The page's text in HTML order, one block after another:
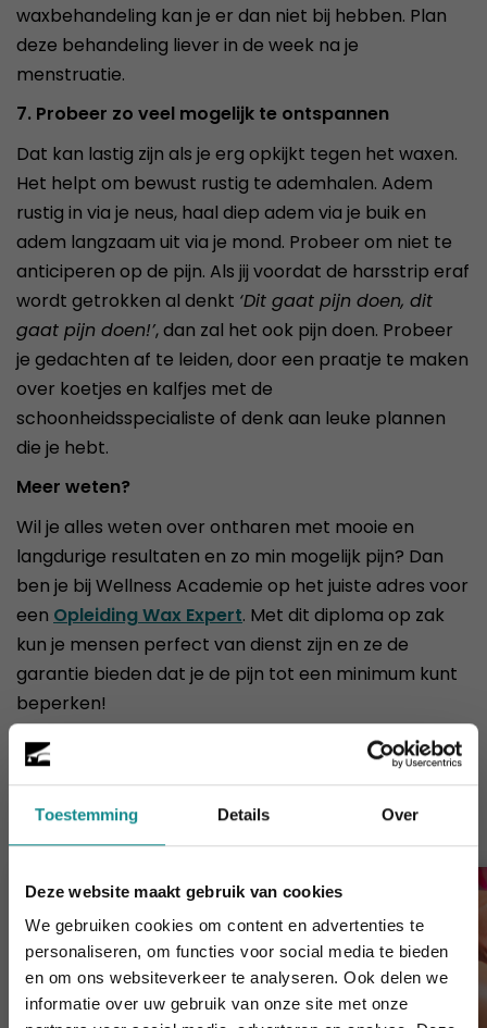
Toestemming Details Over
Deze website maakt gebruik van cookies
We gebruiken cookies om content en advertenties te
personaliseren, om functies voor social media te bieden
en om ons websiteverkeer te analyseren. Ook delen we
informatie over uw gebruik van onze site met onze
waxbehandeling kan je er dan niet bij hebben. Plan
deze behandeling liever in de week na je
menstruatie.
7. Probeer zo veel mogelijk te ontspannen
Dat kan lastig zijn als je erg opkijkt tegen het waxen.
Het helpt om bewust rustig te ademhalen. Adem
rustig in via je neus, haal diep adem via je buik en
adem langzaam uit via je mond. Probeer om niet te
anticiperen op de pijn. Als jij voordat de harsstrip eraf
wordt getrokken al denkt ‘Dit gaat pijn doen, dit
gaat pijn doen!’, dan zal het ook pijn doen. Probeer
je gedachten af te leiden, door een praatje te maken
over koetjes en kalfjes met de
schoonheidsspecialiste of denk aan leuke plannen
die je hebt.
Meer weten?
Wil je alles weten over ontharen met mooie en
langdurige resultaten en zo min mogelijk pijn? Dan
ben je bij Wellness Academie op het juiste adres voor
een Opleiding Wax Expert. Met dit diploma op zak
kun je mensen perfect van dienst zijn en ze de
garantie bieden dat je de pijn tot een minimum kunt
beperken!
Cursussen die je mogelijk ook
interesseren
De hittegolf houdt aan... onze actie ook! 10%